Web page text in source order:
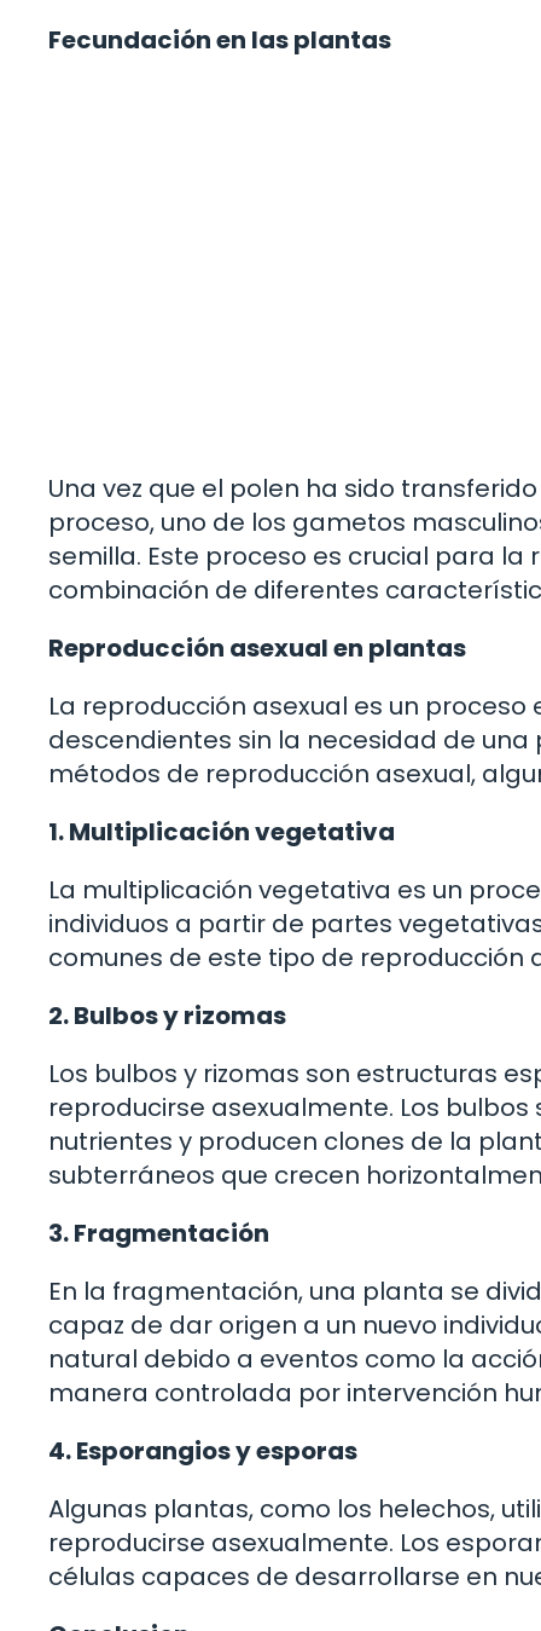
Fecundación en las plantas
Una vez que el polen ha sido
proceso, uno de los gametos
semilla. Este proceso es crucial para
combinación de diferentes
Reproducción asexual en plantas
La reproducción asexual es un
descendientes sin la necesidad de
métodos de reproducción asexual,
1. Multiplicación vegetativa
La multiplicación vegetativa es un
individuos a partir de partes
comunes de este tipo de reproducción
2. Bulbos y rizomas
Los bulbos y rizomas son estructuras
reproducirse asexualmente. Los
nutrientes y producen clones de la
subterráneos que crecen
3. Fragmentación
En la fragmentación, una planta se
capaz de dar origen a un nuevo
natural debido a eventos como la
manera controlada por intervención
4. Esporangios y esporas
Algunas plantas, como los helechos,
reproducirse asexualmente. Los
células capaces de desarrollarse en